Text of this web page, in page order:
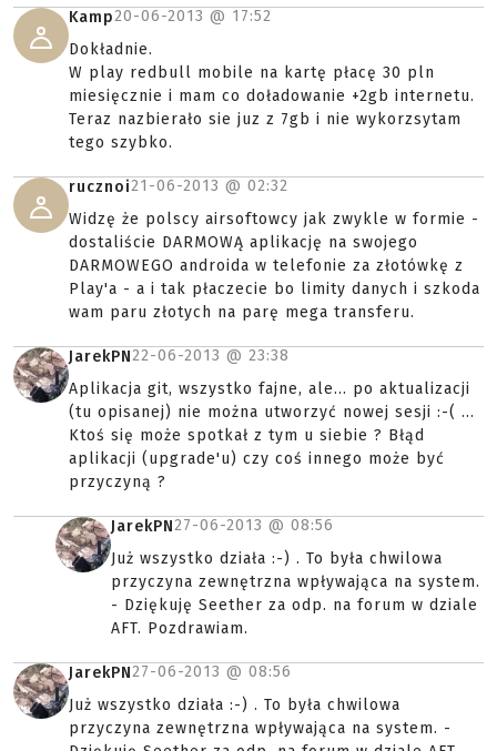
Kamp20-06-2013 @ 17:52
Dokładnie.
W play redbull mobile na kartę płacę 30 pln
miesięcznie i mam co doładowanie +2gb internetu.
Teraz nazbierało sie juz z 7gb i nie wykorzsytam
tego szybko.
rucznoi21-06-2013 @ 02:32
Widzę że polscy airsoftowcy jak zwykle w formie -
dostaliście DARMOWĄ aplikację na swojego
DARMOWEGO androida w telefonie za złotówkę z
Play'a - a i tak płaczecie bo limity danych i szkoda
wam paru złotych na parę mega transferu.
JarekPN22-06-2013 @ 23:38
Aplikacja git, wszystko fajne, ale... po aktualizacji
(tu opisanej) nie można utworzyć nowej sesji :-( ...
Ktoś się może spotkał z tym u siebie ? Błąd
aplikacji (upgrade'u) czy coś innego może być
przyczyną ?
JarekPN27-06-2013 @ 08:56
Już wszystko działa :-) . To była chwilowa
przyczyna zewnętrzna wpływająca na system.
- Dziękuję Seether za odp. na forum w dziale
AFT. Pozdrawiam.
JarekPN27-06-2013 @ 08:56
Już wszystko działa :-) . To była chwilowa
przyczyna zewnętrzna wpływająca na system. -